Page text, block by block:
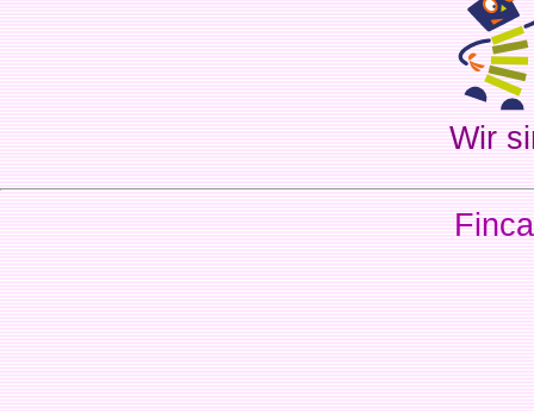
Wir